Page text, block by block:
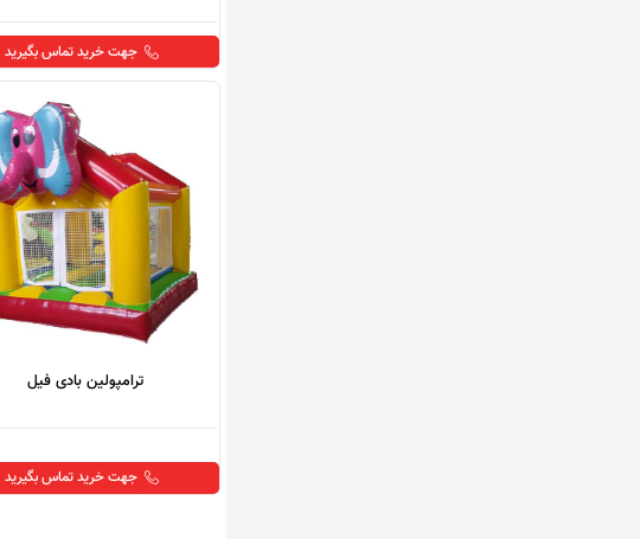
جهت خرید تماس بگیرید
ترامپولین بادی فیل
جهت خرید تماس بگیرید